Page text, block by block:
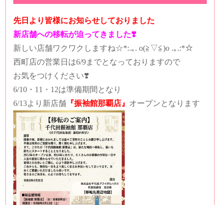
先日より皆様にお知らせしておりました
新店舗への移転が迫ってきました❣️
新しい店舗ワクワクしますね☆*:.｡. o(≧▽≦)o .｡.:*☆
西町店の営業日は6/9までとなっておりますので
お気をつけください❣️
6/10・11・12は準備期間となり
6/13より新店舗 『振袖館那覇店』 オープンとなります